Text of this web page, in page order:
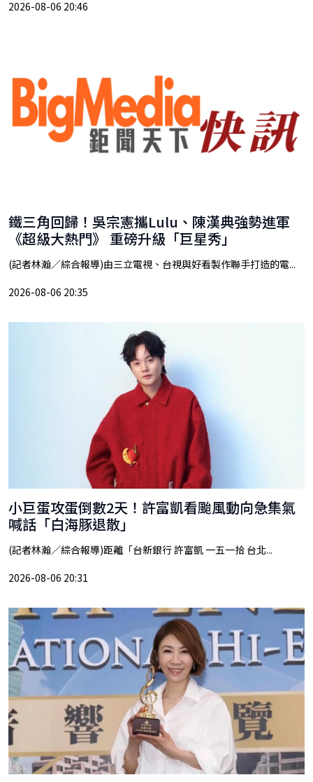
2026-08-06 20:46
鐵三角回歸！吳宗憲攜Lulu、陳漢典強勢進軍
《超級大熱門》 重磅升級「巨星秀」
(記者林瀚／綜合報導)由三立電視、台視與好看製作聯手打造的電...
2026-08-06 20:35
小巨蛋攻蛋倒數2天！許富凱看颱風動向急集氣
喊話「白海豚退散」
(記者林瀚／綜合報導)距離「台新銀行 許富凱 一五一拾 台北...
2026-08-06 20:31